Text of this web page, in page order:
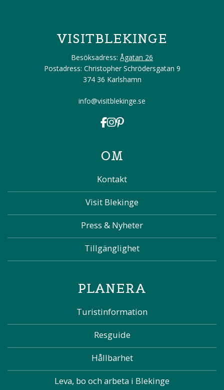
VISITBLEKINGE
Besöksadress: Ågatan 26
Postadress: Christopher Schrödersgatan 9
374 36 Karlshamn
info@visitblekinge.se
OM
Kontakt
Visit Blekinge
Press & Nyheter
Tillgänglighet
PLANERA
Turistinformation
Resguide
Hållbarhet
Leva, bo och arbeta i Blekinge